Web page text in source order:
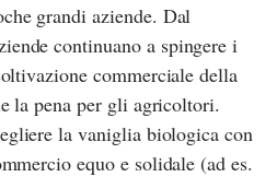
grandi aziende. Dal
continuano a spingere i
commerciale della
la pena per gli agricoltori.
la vaniglia biologica con
equo e solidale (ad es.